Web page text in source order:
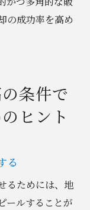
の成功率を高め
条件で
ヒント
る
るためには、地
ールすることが